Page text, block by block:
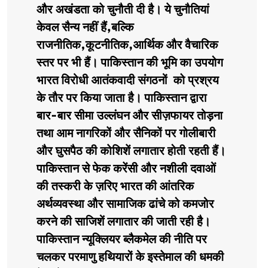
और अखंडता को चुनौती दी है। ये चुनौतियां
केवल सैन्य नहीं हैं,बल्कि
राजनीतिक,कूटनीतिक,आर्थिक और वैचारिक
स्तर पर भी हैं। पाकिस्तान की भूमि का उपयोग
भारत विरोधी आतंकवादी संगठनों को प्रश्रय
के तौर पर किया जाता है। पाकिस्तान द्वारा
बार-बार सीमा उल्लंघन और सीज़फायर तोड़ना
तथा आम नागरिकों और सैनिकों पर गोलीबारी
और घुसपैठ की कोशिशें लगातार होती रहती हैं।
पाकिस्तान से फेक करेंसी और नशीली दवाओं
की तस्करी के ज़रिए भारत की आंतरिक
अर्थव्यवस्था और सामाजिक ढांचे को कमजोर
करने की साजिशें लगातार की जाती रही है।
पाकिस्तान न्यूक्लियर ब्लैकमेल की नीति पर
चलकर परमाणु हथियारों के इस्तेमाल की धमकी